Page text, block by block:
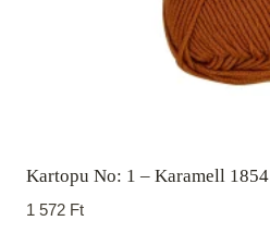
Kartopu No: 1 – Karamell 1854
1 572 Ft